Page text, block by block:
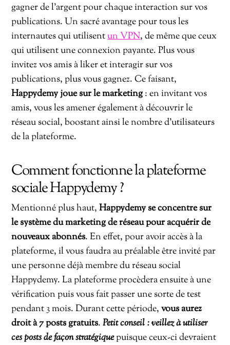
gagner de l’argent pour chaque interaction sur vos
publications. Un sacré avantage pour tous les
internautes qui utilisentun VPN, de même que ceux
qui utilisent une connexion payante. Plus vous
invitez vos amis à liker et interagir sur vos
publications, plus vous gagnez. Ce faisant,
Happydemy joue sur le marketing : en invitant vos
amis, vous les amener également à découvrir le
réseau social, boostant ainsi le nombre d’utilisateurs
de la plateforme.
Comment fonctionne la plateforme
sociale Happydemy ?
Mentionné plus haut,Happydemy se concentre sur
le système du marketing de réseau pour acquérir de
nouveaux abonnés. En effet, pour avoir accès à la
plateforme, il vous faudra au préalable être invité par
une personne déjà membre du réseau social
Happydemy. La plateforme procèdera ensuite à une
vérification puis vous fait passer une sorte de test
pendant 3 mois. Durant cette période,vous aurez
droit à 7 posts gratuits.Petit conseil : veillez à utiliser
ces posts de façon stratégiquepuisque ceux-ci devraient